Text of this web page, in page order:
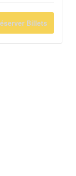
quantité
de
billets
Billets